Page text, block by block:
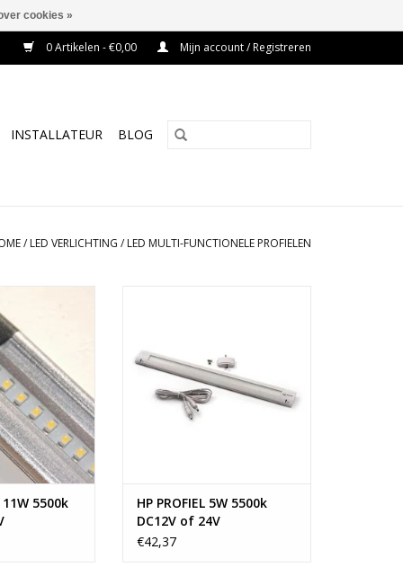
0 Artikelen - €0,00 Mijn account / Registreren
INSTALLATEUR BLOG
/ LED VERLICHTING / LED MULTI-FUNCTIONELE PROFIELEN
kleur grijs
11W 5500k
HP PROFIEL 5W 5500k
DC12V of 24V
€42,37
cookies »